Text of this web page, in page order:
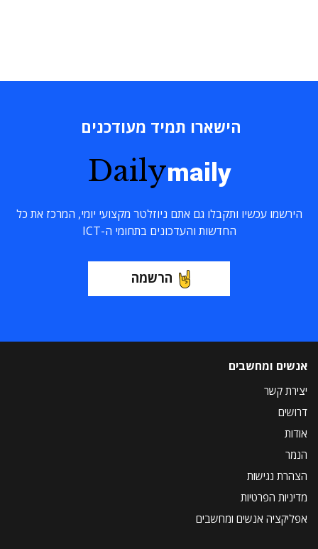
הישארו תמיד מעודכנים
Dailymaily
הירשמו עכשיו ותקבלו גם אתם ניוזלטר מקצועי יומי, המרכז את כל
החדשות והעדכונים בתחומי ה-ICT
הרשמה
אנשים ומחשבים
יצירת קשר
דרושים
אודות
הנמר
הצהרת נגישות
מדיניות הפרטיות
אפליקציה אנשים ומחשבים